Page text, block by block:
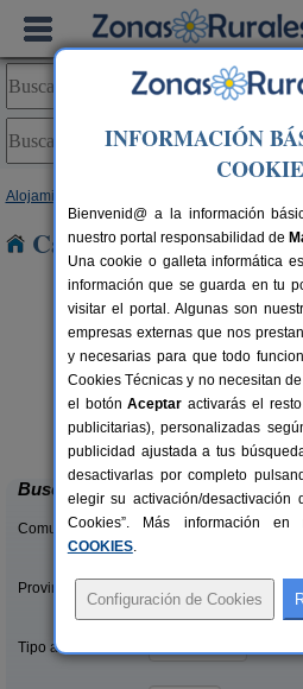
Alojamientos
Casas Rurales cerca
Casa de Cacheiro
Silleda (Pontevedra)
Buscar
Comunidades:
Provincias/Islas:
Tipo alquiler:
INFORMACIÓN
Bienvenid@ a la información
nuestro portal responsabilidad de
Una cookie o galleta informática
información que se guarda en tu
visitar el portal. Algunas son
empresas externas que nos
y necesarias para que todo
Cookies Técnicas y no necesitan
el botónAceptar activarás el
publicitarias), personalizadas
publicidad ajustada a tus
desactivarlas por completo
elegir su activación/desactivación
Cookies”. Más información en
COOKIES.